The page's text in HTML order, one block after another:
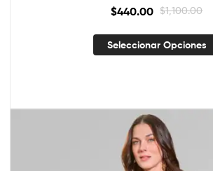
$1,100.00
$440.00
Seleccionar Opciones